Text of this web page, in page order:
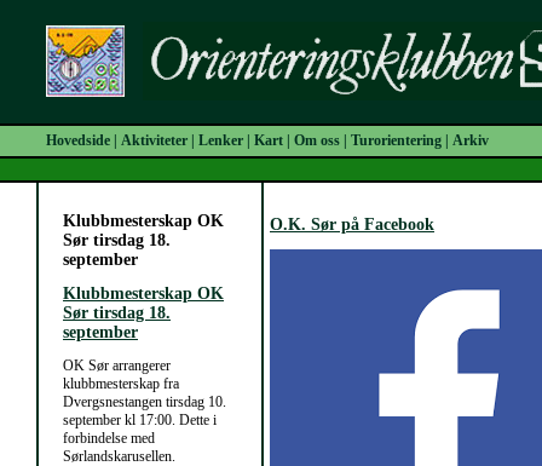
Hovedside Aktiviteter Lenker Kart Om oss Turorientering Arkiv
Klubbmesterskap OK
Sør tirsdag 18.
september
Klubbmesterskap OK
Sør tirsdag 18.
september
OK Sør arrangerer
klubbmesterskap fra
Dvergsnestangen tirsdag 10.
september kl 17:00. Dette i
forbindelse med
Sørlandskarusellen.
O.K. Sør på Facebook